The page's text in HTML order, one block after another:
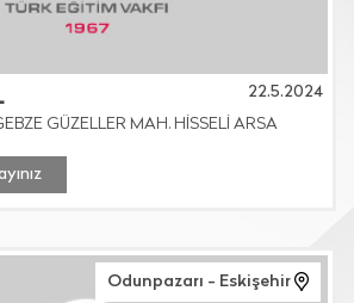
22.5.2024
GÜZELLER MAH. HİSSELİ ARSA
Odunpazarı - Eskişehir